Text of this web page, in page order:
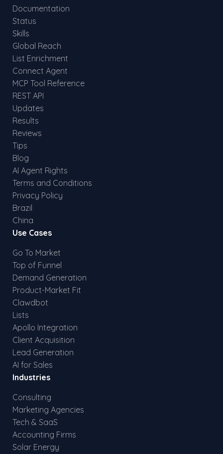
Documentation
Status
Skills
Global Reach
List Enrichment
Connect Agent
MCP Tool Reference
REST API
Updates
Results
Reviews
Tips
Blog
AI Agent Rights
Terms and Conditions
Privacy Policy
Brazil
China
Use Cases
Go To Market
Top of Funnel
Demand Generation
Product-Market Fit
Clawdbot
Lists
Apollo Integration
Client Acquisition
Lead Generation
AI for Sales
Industries
Consulting
Marketing Agencies
Tech & SaaS
Accounting Firms
Solar Energy